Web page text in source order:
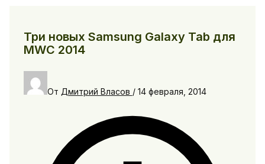
Три новых Samsung Galaxy Tab для
MWC 2014
От Дмитрий Власов / 14 февраля, 2014